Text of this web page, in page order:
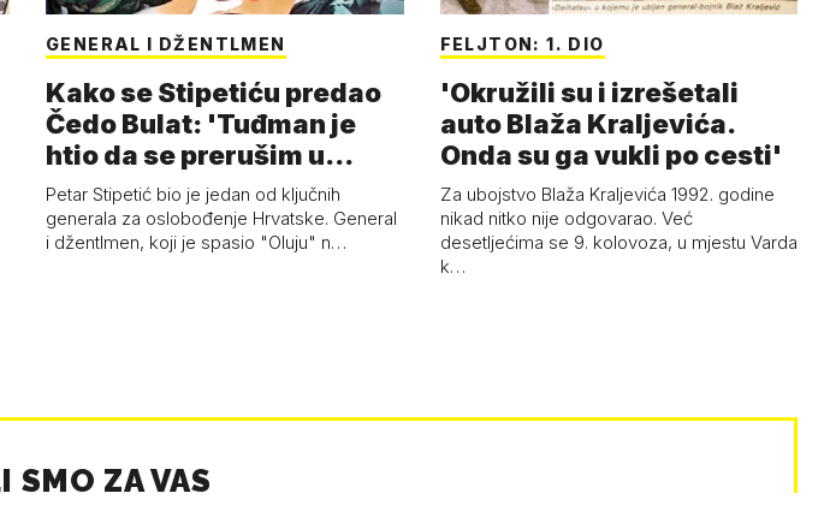
GENERAL I DŽENTLMEN
Kako se Stipetiću predao
Čedo Bulat: 'Tuđman je
htio da se prerušim u
ženu'
Petar Stipetić bio je jedan od ključnih
generala za oslobođenje Hrvatske. General
i džentlmen, koji je spasio "Oluju" n…
FELJTON: 1. DIO
'Okružili su i izrešetali
auto Blaža Kraljevića.
Onda su ga vukli po cesti'
Za ubojstvo Blaža Kraljevića 1992. godine
nikad nitko nije odgovarao. Već
desetljećima se 9. kolovoza, u mjestu Varda
k…